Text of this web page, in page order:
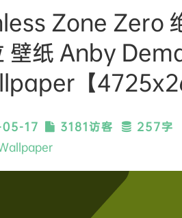
Zone Zero
壁纸 Anby
【
17 3181访客
257字